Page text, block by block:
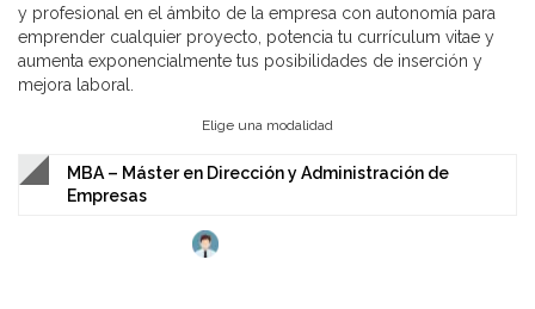
y profesional en el ámbito de la empresa con autonomía para
emprender cualquier proyecto, potencia tu currículum vitae y
aumenta exponencialmente tus posibilidades de inserción y
mejora laboral.
Elige una modalidad
MBA – Máster en Dirección y Administración de
Empresas